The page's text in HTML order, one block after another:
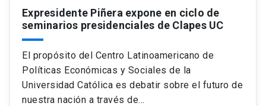
Expresidente Piñera expone en ciclo de
seminarios presidenciales de Clapes UC
El propósito del Centro Latinoamericano de
Políticas Económicas y Sociales de la
Universidad Católica es debatir sobre el futuro de
nuestra nación a través de…